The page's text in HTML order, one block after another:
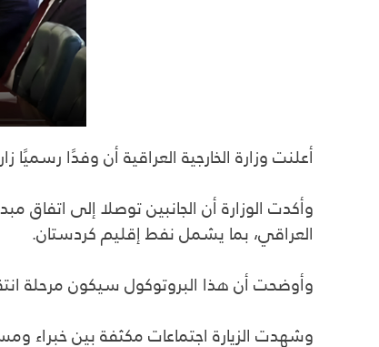
أعلنت وزارة الخارجية العراقية أن وفدًا
وأكدت الوزارة أن الجانبين توصلا إلى اتفاق
العراقي، بما يشمل نفط إقليم كردستان.
وأوضحت أن هذا البروتوكول سيكون مرحلة
وشهدت الزيارة اجتماعات مكثفة بين خبراء